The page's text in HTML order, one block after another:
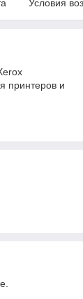
Условия
принтеров и